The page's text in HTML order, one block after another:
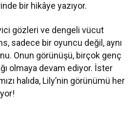
bir hikâye yazıyor.
gözleri ve dengeli vücut
sadece bir oyuncu değil, aynı
Onun görünüşü, birçok genç
olmaya devam ediyor. İster
halıda, Lily’nin görünümü her